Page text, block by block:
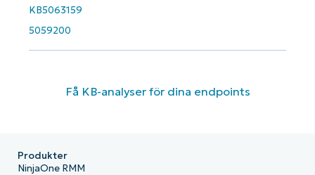
KB5063159
5059200
Få KB-analyser för dina endpoints
Produkter
NinjaOne RMM